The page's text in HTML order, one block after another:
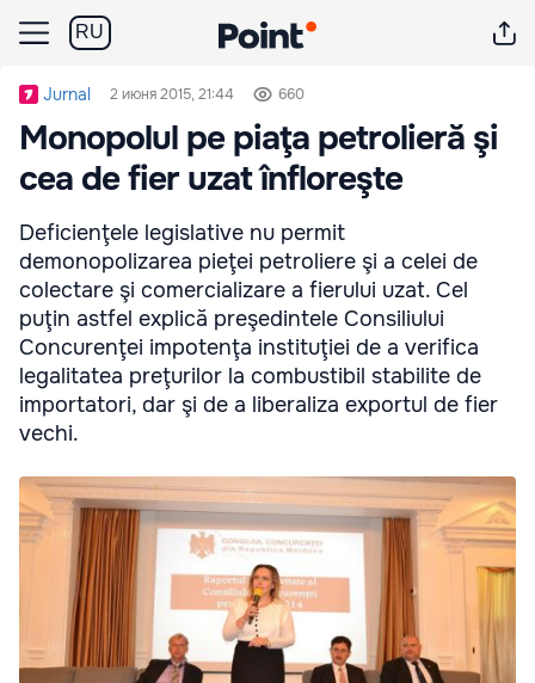
RU
Jurnal 2 июня 2015, 21:44 660
Monopolul pe piaţa petrolieră şi
cea de fier uzat înfloreşte
Deficienţele legislative nu permit
demonopolizarea pieţei petroliere şi a celei de
colectare şi comercializare a fierului uzat. Cel
puţin astfel explică preşedintele Consiliului
Concurenţei impotenţa instituţiei de a verifica
legalitatea preţurilor la combustibil stabilite de
importatori, dar şi de a liberaliza exportul de fier
vechi.